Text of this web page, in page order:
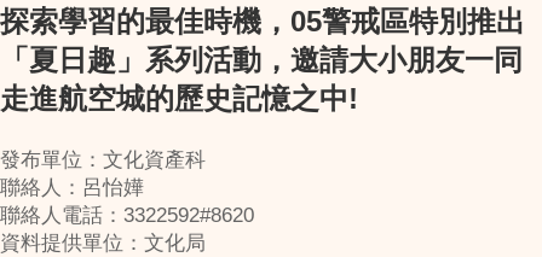
探索學習的最佳時機，05警戒區特別推出
「夏日趣」系列活動，邀請大小朋友一同
走進航空城的歷史記憶之中!
發布單位：文化資產科
聯絡人：呂怡嬅
聯絡人電話：3322592#8620
資料提供單位：文化局